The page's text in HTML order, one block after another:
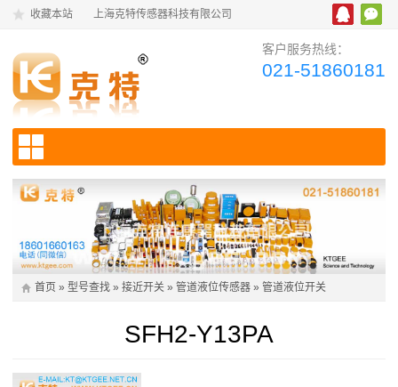
收藏本站 上海克特传感器科技有限公司
客户服务热线：
021-51860181
首页 » 型号查找 » 接近开关 » 管道液位传感器 » 管道液位开关
SFH2-Y13PA